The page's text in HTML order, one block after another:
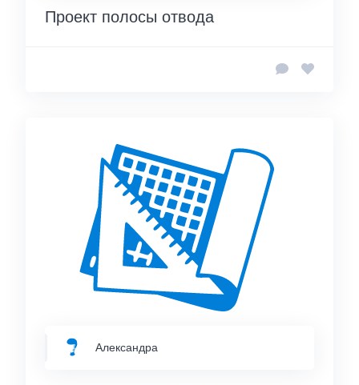
Проект полосы отвода
Александра